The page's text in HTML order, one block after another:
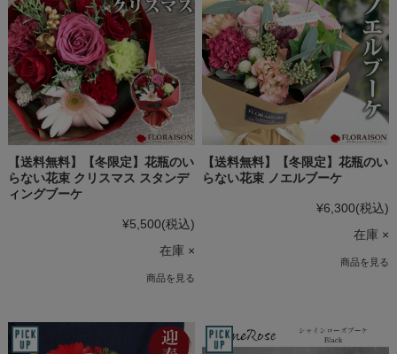
【送料無料】【冬限定】花瓶のい
らない花束 クリスマス スタンデ
ィングブーケ
¥5,500(税込)
在庫 ×
商品を見る
【送料無料】【冬限定】花瓶のい
らない花束 ノエルブーケ
¥6,300(税込)
在庫 ×
商品を見る